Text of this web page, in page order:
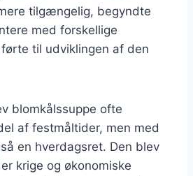
tilgængelig, begyndte
med forskellige
til udviklingen af den
blomkålssuppe ofte
af festmåltider, men med
en hverdagsret. Den blev
krige og økonomiske